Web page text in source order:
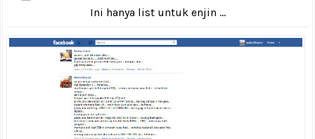
Ini hanya list untuk enjin ...